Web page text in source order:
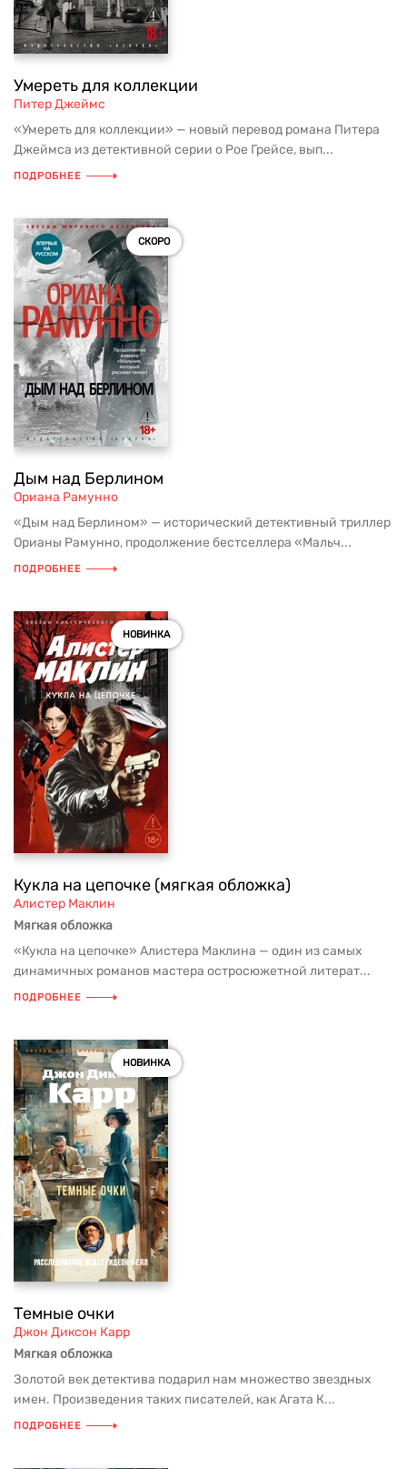
Умереть для коллекции
Питер Джеймс
«Умереть для коллекции» — новый перевод романа Питера
Джеймса из детективной серии о Рое Грейсе, вып...
ПОДРОБНЕЕ
СКОРО
Дым над Берлином
Ориана Рамунно
«Дым над Берлином» — исторический детективный триллер
Орианы Рамунно, продолжение бестселлера «Мальч...
ПОДРОБНЕЕ
НОВИНКА
Кукла на цепочке (мягкая обложка)
Алистер Маклин
Мягкая обложка
«Кукла на цепочке» Алистера Маклина — один из самых
динамичных романов мастера остросюжетной литерат...
ПОДРОБНЕЕ
НОВИНКА
Темные очки
Джон Диксон Карр
Мягкая обложка
Золотой век детектива подарил нам множество звездных
имен. Произведения таких писателей, как Агата К...
ПОДРОБНЕЕ